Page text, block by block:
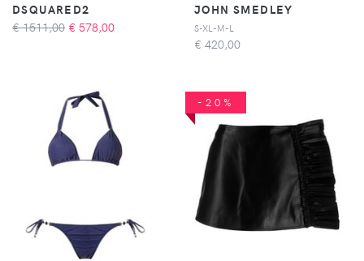
DSQUARED2
€ 1511,00 € 578,00
JOHN SMEDLEY
S-XL-M-L
€ 420,00
-20%